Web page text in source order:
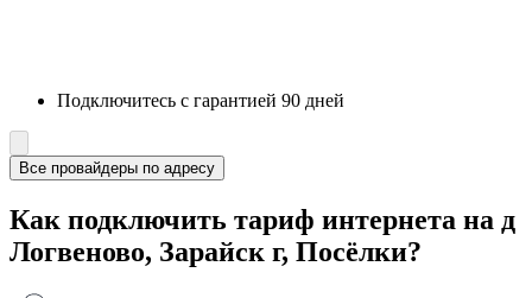
Подключитесь с гарантией 90 дней
Все провайдеры по адресу
Как подключить тариф интернета на д
Логвеново, Зарайск г, Посёлки?